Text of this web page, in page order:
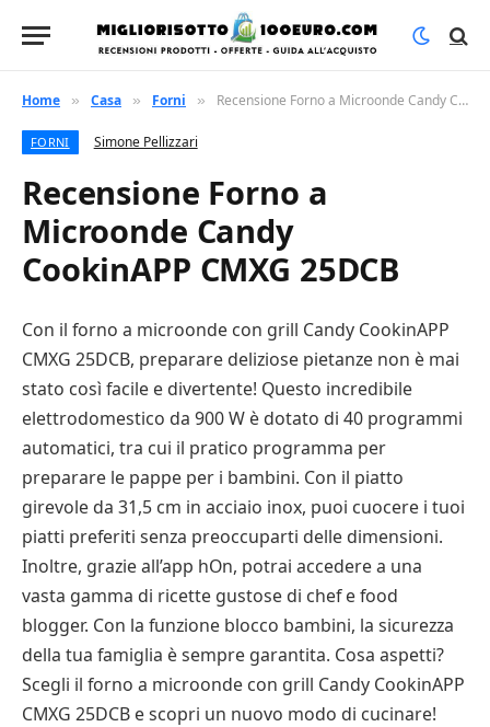
Home » Casa » Forni » Recensione Forno a Microonde Candy CookinAPP CMXG 25DCB
FORNI Simone Pellizzari
Recensione Forno a
Microonde Candy
CookinAPP CMXG 25DCB
Con il forno a microonde con grill Candy CookinAPP
CMXG 25DCB, preparare deliziose pietanze non è mai
stato così facile e divertente! Questo incredibile
elettrodomestico da 900 W è dotato di 40 programmi
automatici, tra cui il pratico programma per
preparare le pappe per i bambini. Con il piatto
girevole da 31,5 cm in acciaio inox, puoi cuocere i tuoi
piatti preferiti senza preoccuparti delle dimensioni.
Inoltre, grazie all’app hOn, potrai accedere a una
vasta gamma di ricette gustose di chef e food
blogger. Con la funzione blocco bambini, la sicurezza
della tua famiglia è sempre garantita. Cosa aspetti?
Scegli il forno a microonde con grill Candy CookinAPP
CMXG 25DCB e scopri un nuovo modo di cucinare!